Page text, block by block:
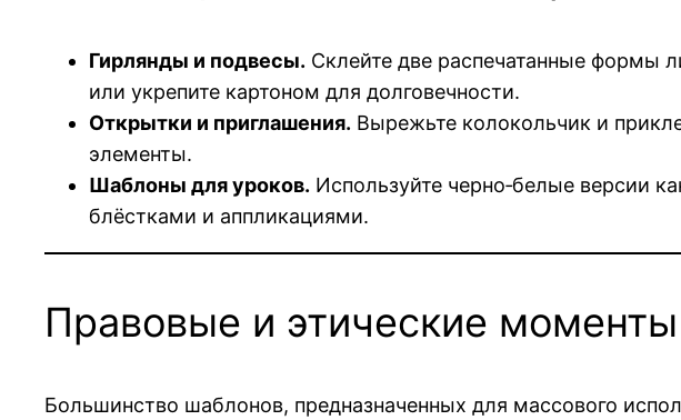
Гирлянды и подвесы. Склейте две распечатанные формы
или укрепите картоном для долговечности.
Открытки и приглашения. Вырежьте колокольчик и
элементы.
Шаблоны для уроков. Используйте черно‑белые версии
блёстками и аппликациями.
Правовые и этические
Большинство шаблонов, предназначенных для массового